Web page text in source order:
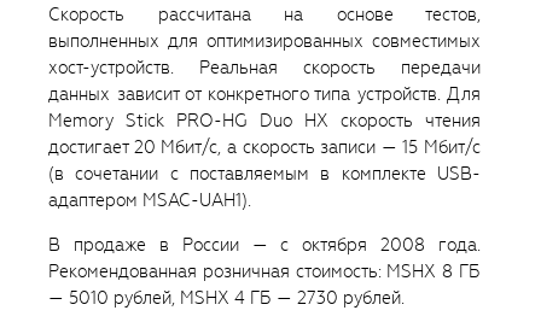
Скорость рассчитана на основе тестов,
выполненных для оптимизированных совместимых
хост-устройств. Реальная скорость передачи
данных зависит от конкретного типа устройств. Для
Memory Stick PRO-HG Duo HX скорость чтения
достигает 20 Mбит/с, а скорость записи — 15 Mбит/с
(в сочетании с поставляемым в комплекте USB-
адаптером MSAC-UAH1).
В продаже в России — с октября 2008 года.
Рекомендованная розничная стоимость: MSHX 8 ГБ
— 5010 рублей, MSHX 4 ГБ — 2730 рублей.